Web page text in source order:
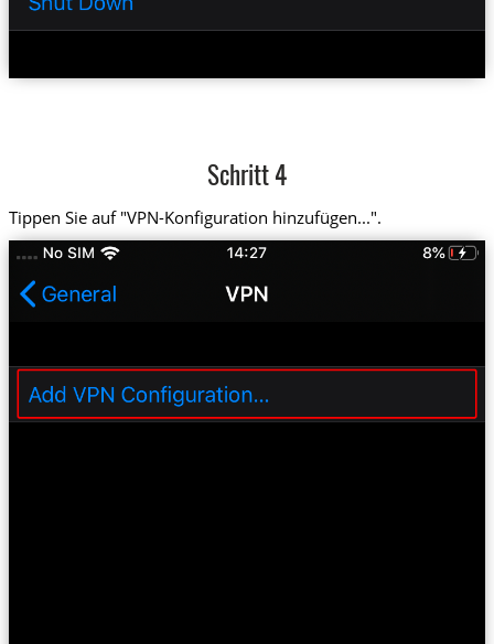
Schritt 4
Tippen Sie auf "VPN-Konfiguration hinzufügen...".